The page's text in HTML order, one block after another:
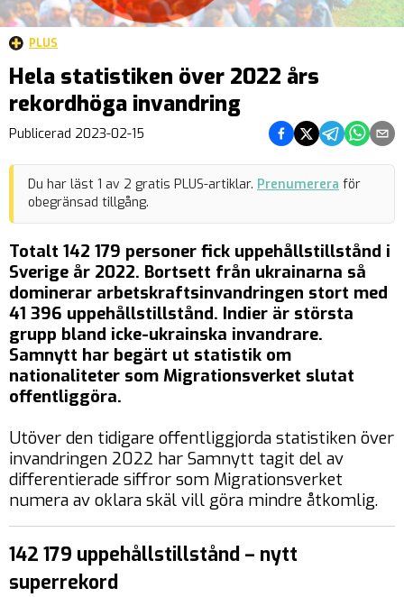
PLUS
Hela statistiken över 2022 års
rekordhöga invandring
Publicerad 2023-02-15 Dela på Facebook
Dela på Twitter
Dela påDela på
Dela
Du har läst 1 av 2 gratis PLUS-artiklar. Prenumerera för
obegränsad tillgång.
Totalt 142 179 personer fick uppehållstillstånd i
Sverige år 2022. Bortsett från ukrainarna så
dominerar arbetskraftsinvandringen stort med
41 396 uppehållstillstånd. Indier är största
grupp bland icke-ukrainska invandrare.
Samnytt har begärt ut statistik om
nationaliteter som Migrationsverket slutat
offentliggöra.
Utöver den tidigare offentliggjorda statistiken över
invandringen 2022 har Samnytt tagit del av
differentierade siffror som Migrationsverket
numera av oklara skäl vill göra mindre åtkomlig.
142 179 uppehållstillstånd – nytt
superrekord